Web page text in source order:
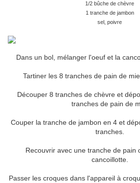
1/2 bûche de chèvre
1 tranche de jambon
sel, poivre
Dans un bol, mélanger l'oeuf et la
Tartiner les 8 tranches de pain de
Découper 8 tranches de chèvre et
tranches de pain de
Couper la tranche de jambon en 4 et
tranches.
Recouvrir avec une tranche de pain
cancoillotte.
Passer les croques dans l'appareil à